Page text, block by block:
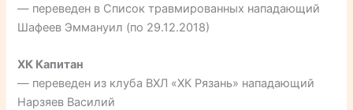
— переведен в Список травмированных нападающий
Шафеев Эммануил (по 29.12.2018)
ХК Капитан
— переведен из клуба ВХЛ «ХК Рязань» нападающий
Нарзяев Василий